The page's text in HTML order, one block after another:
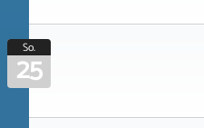
So.
25